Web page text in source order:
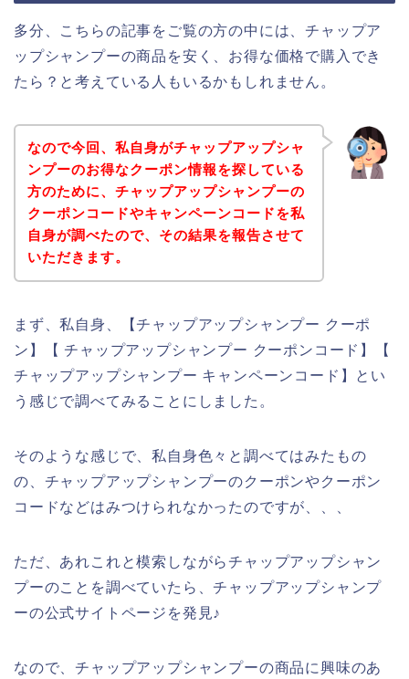
多分、こちらの記事をご覧の方の中には、チャップア
ップシャンプーの商品を安く、お得な価格で購入でき
たら？と考えている人もいるかもしれません。
なので今回、私自身がチャップアップシャ
ンプーのお得なクーポン情報を探している
方のために、チャップアップシャンプーの
クーポンコードやキャンペーンコードを私
自身が調べたので、その結果を報告させて
いただきます。
まず、私自身、【チャップアップシャンプー クーポ
ン】【 チャップアップシャンプー クーポンコード】【
チャップアップシャンプー キャンペーンコード】とい
う感じで調べてみることにしました。
そのような感じで、私自身色々と調べてはみたもの
の、チャップアップシャンプーのクーポンやクーポン
コードなどはみつけられなかったのですが、、、
ただ、あれこれと模索しながらチャップアップシャン
プーのことを調べていたら、チャップアップシャンプ
ーの公式サイトページを発見♪
なので、チャップアップシャンプーの商品に興味のあ